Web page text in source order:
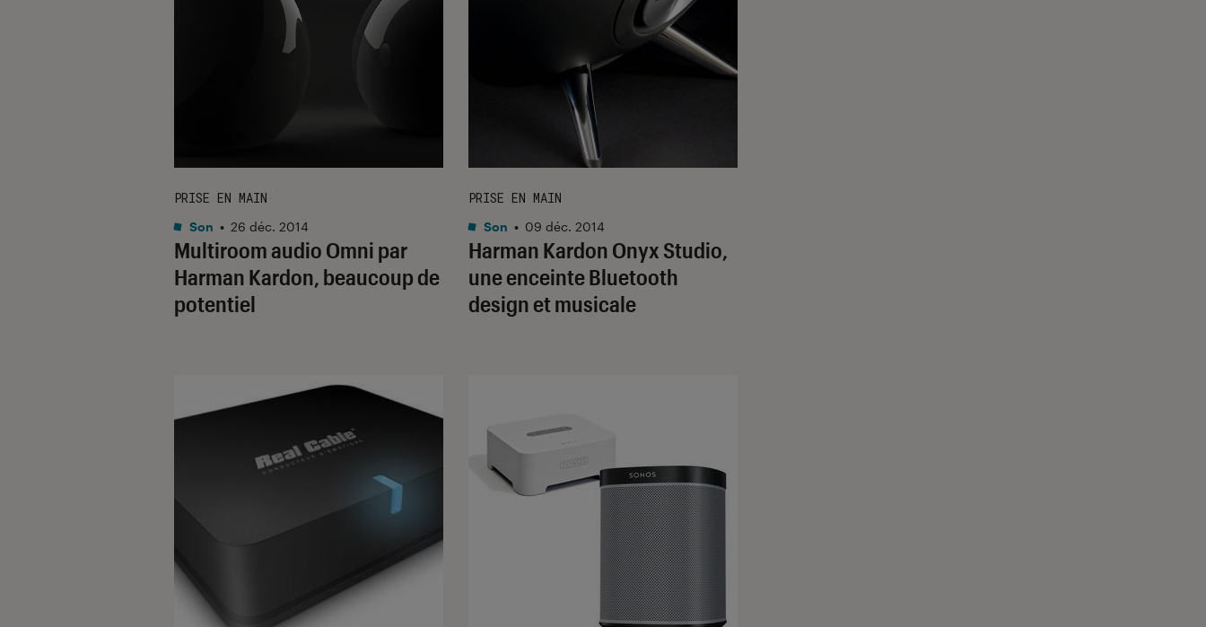
Multiroom audio Omni par
Harman Kardon, beaucoup de
potentiel
PRISE EN MAIN
Son • 26 déc. 2014
Harman Kardon Onyx Studio,
une enceinte Bluetooth
design et musicale
PRISE EN MAIN
Son • 09 déc. 2014